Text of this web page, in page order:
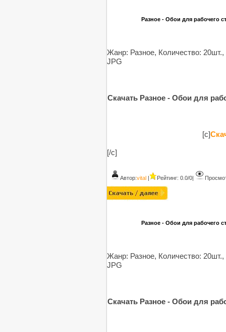
Разное - Обои для рабочего
Жанр: Разное, Количество:
JPG
Скачать Разное - Обои для
[c]
[/c]
Автор:vital | Рейтинг: 0.0/0|
Разное - Обои для рабочего
Жанр: Разное, Количество:
JPG
Скачать Разное - Обои для